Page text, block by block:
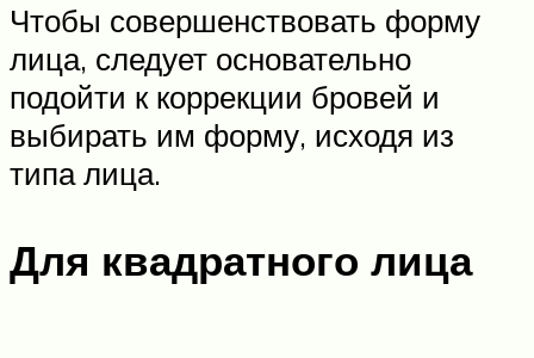
Чтобы совершенствовать форму
лица, следует основательно
подойти к коррекции бровей и
выбирать им форму, исходя из
типа лица.
Для квадратного лица